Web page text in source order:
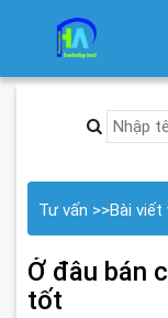
Tư vấn >>Bài viết
Ở đâu bán
tốt